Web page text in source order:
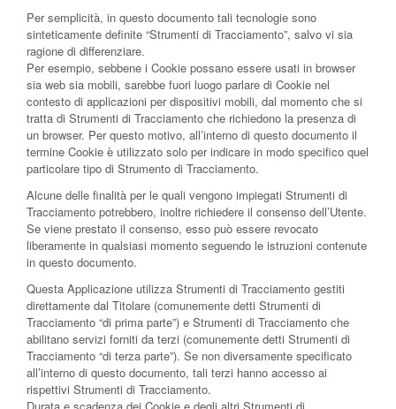
Per semplicità, in questo documento tali tecnologie sono
sinteticamente definite “Strumenti di Tracciamento”, salvo vi sia
ragione di differenziare.
Per esempio, sebbene i Cookie possano essere usati in browser
sia web sia mobili, sarebbe fuori luogo parlare di Cookie nel
contesto di applicazioni per dispositivi mobili, dal momento che si
tratta di Strumenti di Tracciamento che richiedono la presenza di
un browser. Per questo motivo, all’interno di questo documento il
termine Cookie è utilizzato solo per indicare in modo specifico quel
particolare tipo di Strumento di Tracciamento.
Alcune delle finalità per le quali vengono impiegati Strumenti di
Tracciamento potrebbero, inoltre richiedere il consenso dell’Utente.
Se viene prestato il consenso, esso può essere revocato
liberamente in qualsiasi momento seguendo le istruzioni contenute
in questo documento.
Questa Applicazione utilizza Strumenti di Tracciamento gestiti
direttamente dal Titolare (comunemente detti Strumenti di
Tracciamento “di prima parte”) e Strumenti di Tracciamento che
abilitano servizi forniti da terzi (comunemente detti Strumenti di
Tracciamento “di terza parte”). Se non diversamente specificato
all’interno di questo documento, tali terzi hanno accesso ai
rispettivi Strumenti di Tracciamento.